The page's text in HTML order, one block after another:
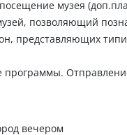
музея
позволяющий
представляющих
программы.
вечером